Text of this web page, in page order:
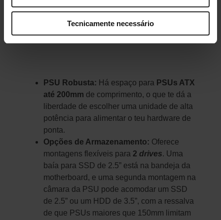
Tecnicamente necessário
PSU Robusta: Há espaço para PSUs ATX
até 200mm de comprimento, o que te dá a
liberdade de escolher uma unidade de alta
potência para alimentar o teu hardware de
ponta.
Opções de Armazenamento: Oferece
montagens flexíveis para 2drives. Uma
baía para SSD de 2.5” está na bandeja da
motherboard, e uma segunda montagem na
câmara da PSU pode acomodar um SSD
de 2.5” ou um HDD de 3.5”, com a ressalva
de que PSUs maiores que 150mm limitam